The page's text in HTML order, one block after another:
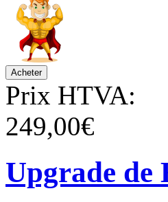
Prix HTVA:
249,00€
Upgrade de